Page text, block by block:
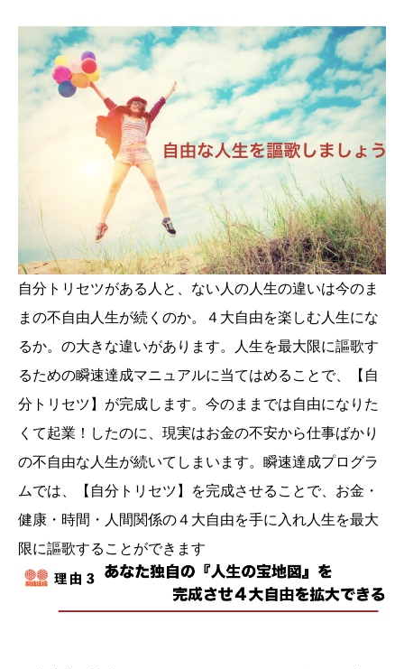
自分トリセツがある人と、ない人の人生の違いは今のま
まの不自由人生が続くのか。４大自由を楽しむ人生にな
るか。の大きな違いがあります。人生を最大限に謳歌す
るための瞬速達成マニュアルに当てはめることで、【自
分トリセツ】が完成します。今のままでは自由になりた
くて起業！したのに、現実はお金の不安から仕事ばかり
の不自由な人生が続いてしまいます。瞬速達成プログラ
ムでは、【自分トリセツ】を完成させることで、お金・
健康・時間・人間関係の４大自由を手に入れ人生を最大
限に謳歌することができます